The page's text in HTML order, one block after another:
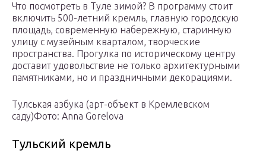
Что посмотреть в Туле зимой? В программу стоит
включить 500-летний кремль, главную городскую
площадь, современную набережную, старинную
улицу с музейным кварталом, творческие
пространства. Прогулка по историческому центру
доставит удовольствие не только архитектурными
памятниками, но и праздничными декорациями.
Тулськая азбука (арт-объект в Кремлевском
саду)Фото: Anna Gorelova
Тульский кремль